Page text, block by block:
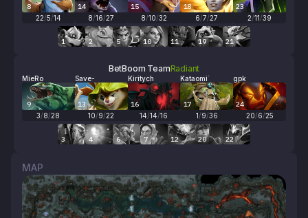
8
22/5/14
14
8/16/27
15
8/10/32
18
6/7/27
23
2/11/39
1 2 5 10 11 19 21
BetBoom TeamRadiant
MieRo
9
3/8/28
Save-
13
10/9/22
Kiritych
16
14/14/16
Kataomi`
17
1/9/36
gpk
24
20/6/25
3 4 6 7 12 20 22
MAP